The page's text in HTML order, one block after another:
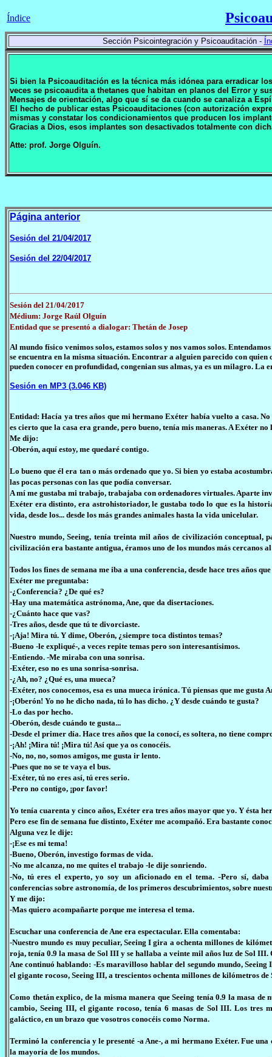
Índice
Sección Psicointegración y Psicoauditación -
Si bien la Psicoauditación es la técnica más idónea para erradicar
veces se psicoaudita a thetanes que habitan en planos del Error y
Mensajes de orientación, algo que sí se da cuando se canaliza a
El hecho de publicar estas Psicoauditaciones (con autorización
mismas y constatar los condicionamientos que producen los
Gracias a Dios, esos implantes son desactivados totalmente con
Atte: prof. Jorge Olguín.
Página anterior
Sesión del 21/04/2017
Sesión del 22/04/2017
Sesión del 21/04/2017
Médium: Jorge Raúl Olguín
Entidad que se presentó a dialogar: Thetán de Josep
Al mundo físico venimos solos, estamos solos y nos vamos solos.
se encuentra en la misma situación. Encontrar a alguien parecido con
pueden conocer en profundidad, congenian sus almas, ya es un milagro.
Sesión en MP3 (3.046 KB)
Entidad: Hacía ya tres años que mi hermano Exéter había vuelto a casa.
es cierto que la casa era grande, pero bueno, tenía mis maneras. A Exéter
Me dijo:
-Oberón, aquí estoy, me quedaré contigo.
Lo bueno que él era tan o más ordenado que yo. Si bien yo estaba
las pocas personas con las que podía conversar.
A mí me gustaba mi trabajo, trabajaba con ordenadores virtuales. Aparte
Exéter era distinto, era astrohistoriador, le gustaba todo lo que es la
vida, desde los... desde los más grandes animales hasta la vida unicelular.
Nuestro mundo, Seeing, tenía treinta mil años de civilización conceptual,
civilización era bastante antigua, éramos uno de los mundos más cercanos
Todos los fines de semana me iba a una conferencia, desde hace tres años
Exéter me preguntaba:
-¿Conferencia? ¿De qué es?
-Hay una matemática astrónoma, Ane, que da disertaciones.
-¿Cuánto hace que vas?
-Tres años, desde que tú te divorciaste.
-¡Aja! Mira tú. Y dime, Oberón, ¿siempre toca distintos temas?
-Bueno -le expliqué-, a veces repite temas pero son interesantísimos.
-Entiendo. -Me miraba con una sonrisa.
-Exéter, eso no es una sonrisa-sonrisa.
-¿Ah, no? ¿Qué es, una mueca?
-Exéter, nos conocemos, esa es una mueca irónica. Tú piensas que me gusta
-¡Oberón! Yo no he dicho nada, tú lo has dicho. ¿Y desde cuándo te gusta?
-Lo das por hecho.
-Oberón, desde cuándo te gusta...
-Desde el primer día. Hace tres años que la conocí, es soltera, no tiene
-¡Ah! ¡Mira tú! ¡Mira tú! Así que ya os conocéis.
-No, no, no, somos amigos, me gusta ir lento.
-Pues que no se te vaya el bus.
-Exéter, tú no eres así, tú eres serio.
-Pero no contigo, ¡por favor!
Yo tenía cuarenta y cinco años, Exéter era tres años mayor que yo. Y ésta
Pero ese fin de semana fue distinto, Exéter me acompañó. Era bastante
Alguna vez le dije:
-¡Ese es mi tema!
-Bueno, Oberón, investigo formas de vida.
-No me alcanza, no me quites el trabajo -le dije sonriendo.
-No, tú eres el experto, yo soy un aficionado en el tema.-Pero sí, daba
conferencias sobre astronomía, de los primeros descubrimientos, sobre
Y me dijo:
-Mas quiero acompañarte porque me interesa el tema.
Escuchar una conferencia de Ane era espectacular. Ella comentaba:
-Nuestro mundo es muy peculiar, Seeing I gira a ochenta millones de
roja, tenía 0.9 la masa de Sol III y se hallaba a veinte mil años luz de Sol
Ane continuó hablando: -Es maravilloso hablar del segundo mundo,
el gigante rocoso, Seeing III, a trescientos ochenta millones de kilómetros
Como thetán explico, de la misma manera que Seeing tenía 0.9 la masa
cambio, Seeing III, el gigante rocoso, tenía 6 masas de Sol III. Los tres
galáctico, en un brazo que vosotros conocéis como Norma.
Terminó la conferencia y le presenté -a Ane-, a mi hermano Exéter. Fue
la mayoría de los mundos.